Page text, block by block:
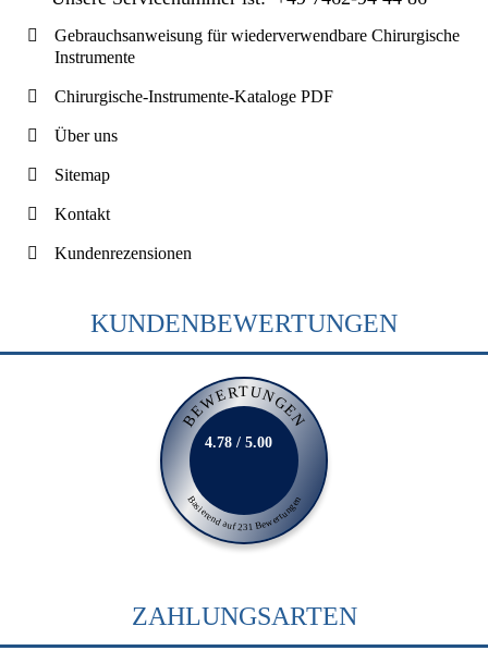
Gebrauchsanweisung für wiederverwendbare Chirurgische
Instrumente
Chirurgische-Instrumente-Kataloge PDF
Über uns
Sitemap
Kontakt
Kundenrezensionen
KUNDENBEWERTUNGEN
BEWERTUNGEN
Basierend auf 231 Bewertungen
4.78 / 5.00
ZAHLUNGSARTEN